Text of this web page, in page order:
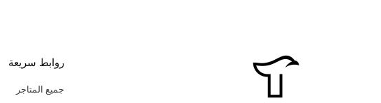
روابط سريعة
جميع المتاجر